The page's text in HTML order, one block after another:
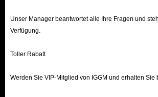
Unser Manager beantwortet alle Ihre Fragen und
Verfügung.
Toller Rabatt
Werden Sie VIP-Mitglied von IGGM und erhalten Sie